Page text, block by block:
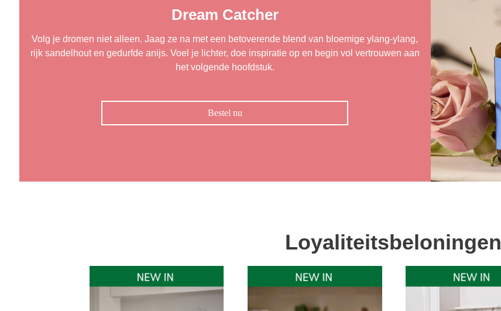
Dream Catcher
Volg je dromen niet alleen. Jaag ze na met een betoverende blend van bloemige ylang-ylang,
rijk sandelhout en gedurfde anijs. Voel je lichter, doe inspiratie op en begin vol vertrouwen aan
het volgende hoofdstuk.
Bestel nu
Loyaliteitsbeloningen